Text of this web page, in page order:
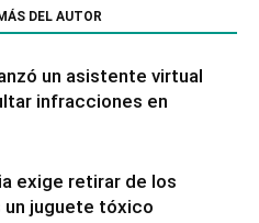
DEL AUTOR
un asistente virtual
infracciones en
exige retirar de los
juguete tóxico